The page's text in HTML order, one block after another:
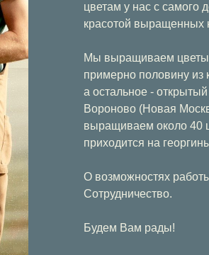
цветам у нас с самого
красотой выращенных
Мы выращиваем цветы
примерно половину из
а остальное -
Вороново (Новая
выращиваем около 40
приходится на
О возможностях
Сотрудничество.
Будем Вам рады!